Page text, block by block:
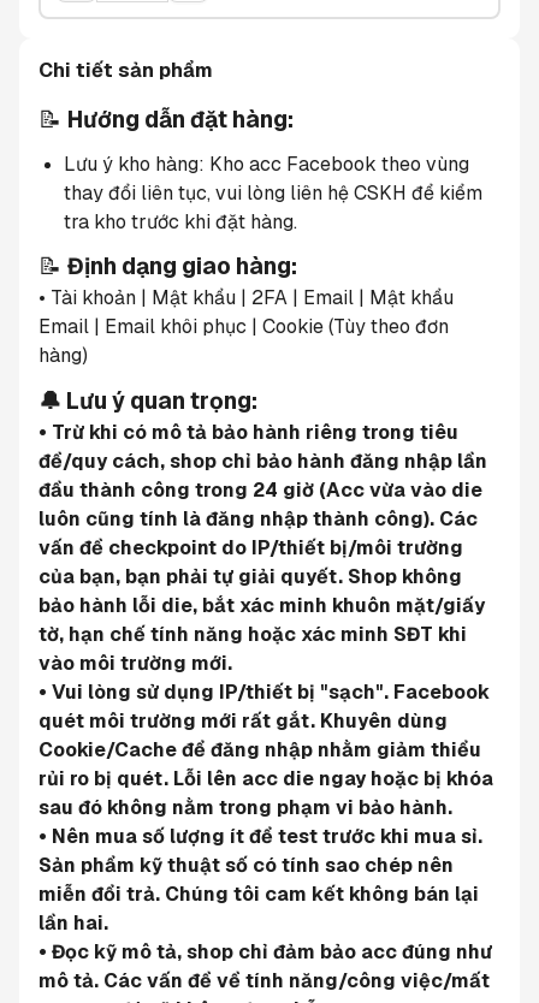
Chi tiết sản phẩm
📝 Hướng dẫn đặt hàng:
Lưu ý kho hàng: Kho acc Facebook theo vùng
thay đổi liên tục, vui lòng liên hệ CSKH để kiểm
tra kho trước khi đặt hàng.
📝 Định dạng giao hàng:
• Tài khoản | Mật khẩu | 2FA | Email | Mật khẩu
Email | Email khôi phục | Cookie (Tùy theo đơn
hàng)
🔔 Lưu ý quan trọng:
• Trừ khi có mô tả bảo hành riêng trong tiêu
đề/quy cách, shop chỉ bảo hành đăng nhập lần
đầu thành công trong 24 giờ (Acc vừa vào die
luôn cũng tính là đăng nhập thành công). Các
vấn đề checkpoint do IP/thiết bị/môi trường
của bạn, bạn phải tự giải quyết. Shop không
bảo hành lỗi die, bắt xác minh khuôn mặt/giấy
tờ, hạn chế tính năng hoặc xác minh SĐT khi
vào môi trường mới.
• Vui lòng sử dụng IP/thiết bị "sạch". Facebook
quét môi trường mới rất gắt. Khuyên dùng
Cookie/Cache để đăng nhập nhằm giảm thiểu
rủi ro bị quét. Lỗi lên acc die ngay hoặc bị khóa
sau đó không nằm trong phạm vi bảo hành.
• Nên mua số lượng ít để test trước khi mua sỉ.
Sản phẩm kỹ thuật số có tính sao chép nên
miễn đổi trả. Chúng tôi cam kết không bán lại
lần hai.
• Đọc kỹ mô tả, shop chỉ đảm bảo acc đúng như
mô tả. Các vấn đề về tính năng/công việc/mất